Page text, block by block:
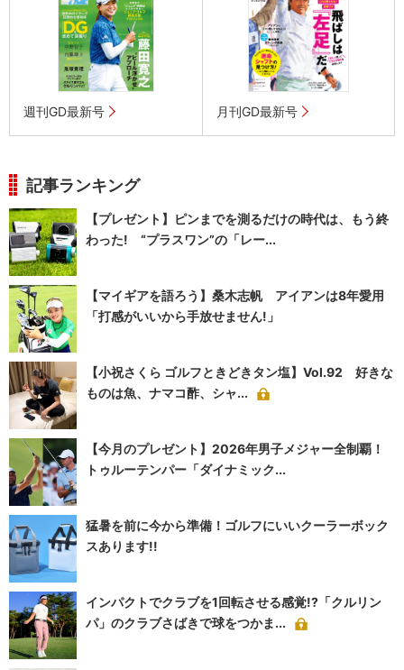
週刊GD最新号 月刊GD最新号
記事ランキング
【プレゼント】ピンまでを測るだけの時代は、もう終
わった! “プラスワン”の「レー...
【マイギアを語ろう】桑木志帆 アイアンは8年愛用
「打感がいいから手放せません!」
【小祝さくら ゴルフときどきタン塩】Vol.92 好きな
ものは魚、ナマコ酢、シャ...
【今月のプレゼント】2026年男子メジャー全制覇！
トゥルーテンパー「ダイナミック...
猛暑を前に今から準備！ゴルフにいいクーラーボック
スあります!!
インパクトでクラブを1回転させる感覚!?「クルリン
パ」のクラブさばきで球をつかま...